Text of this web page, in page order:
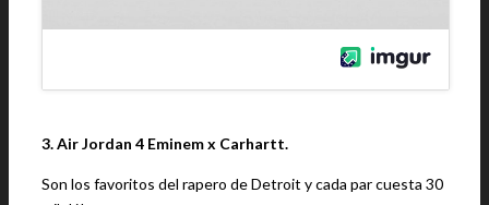
3. Air Jordan 4 Eminem x Carhartt.
Son los favoritos del rapero de Detroit y cada par cuesta 30